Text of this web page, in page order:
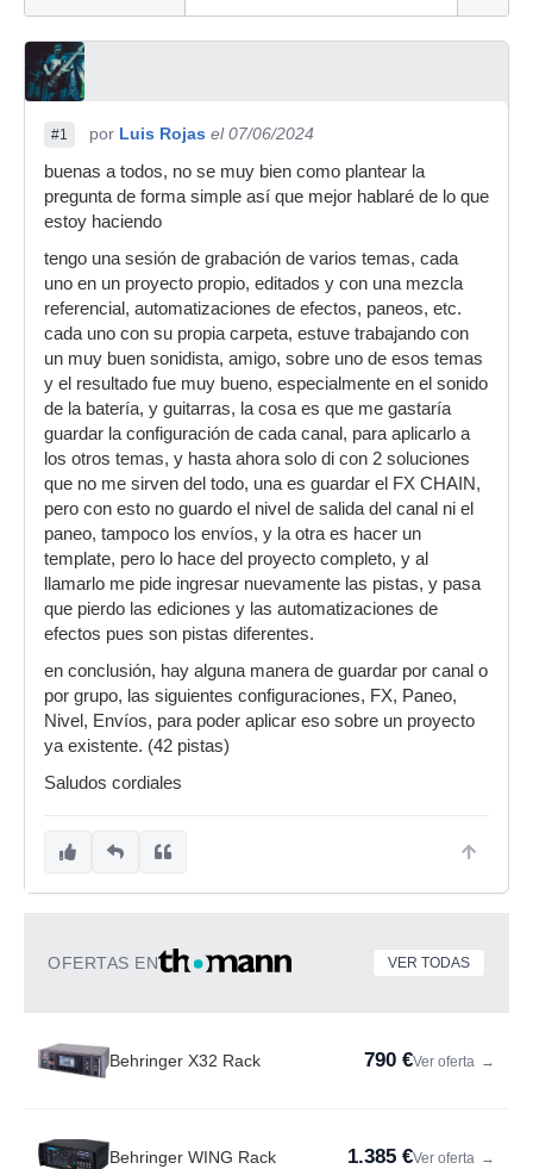
#1 por Luis Rojas el 07/06/2024
buenas a todos, no se muy bien como plantear la
pregunta de forma simple así que mejor hablaré de lo que
estoy haciendo
tengo una sesión de grabación de varios temas, cada
uno en un proyecto propio, editados y con una mezcla
referencial, automatizaciones de efectos, paneos, etc.
cada uno con su propia carpeta, estuve trabajando con
un muy buen sonidista, amigo, sobre uno de esos temas
y el resultado fue muy bueno, especialmente en el sonido
de la batería, y guitarras, la cosa es que me gastaría
guardar la configuración de cada canal, para aplicarlo a
los otros temas, y hasta ahora solo di con 2 soluciones
que no me sirven del todo, una es guardar el FX CHAIN,
pero con esto no guardo el nivel de salida del canal ni el
paneo, tampoco los envíos, y la otra es hacer un
template, pero lo hace del proyecto completo, y al
llamarlo me pide ingresar nuevamente las pistas, y pasa
que pierdo las ediciones y las automatizaciones de
efectos pues son pistas diferentes.
en conclusión, hay alguna manera de guardar por canal o
por grupo, las siguientes configuraciones, FX, Paneo,
Nivel, Envíos, para poder aplicar eso sobre un proyecto
ya existente. (42 pistas)
Saludos cordiales
OFERTAS EN VER TODAS
Behringer X32 Rack 790 €Ver oferta →
Behringer WING Rack 1.385 €Ver oferta →